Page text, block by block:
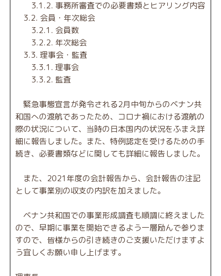
3.1.2. 事務所審査での必要書類とヒアリング内容
3.2. 会員・年次総会
3.2.1. 会員数
3.2.2. 年次総会
3.3. 理事会・監査
3.3.1. 理事会
3.3.2. 監査
緊急事態宣言が発令される2月中旬からのベナン共
和国への渡航であったため、コロナ禍における渡航の
際の状況について、当時の日本国内の状況をふまえ詳
細に報告しました。また、特例認定を受けるための手
続き、必要書類などに関しても詳細に報告しました。
また、2021年度の会計報告から、会計報告の注記
として事業別の収支の内訳を加えました。
ベナン共和国での事業形成調査も順調に終えました
ので、早期に事業を開始できるよう一層励んで参りま
すので、皆様からの引き続きのご支援いただけますよ
う宜しくお願い申し上げます。